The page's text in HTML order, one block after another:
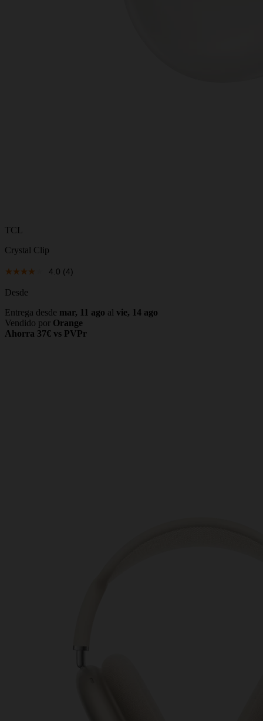
TCL
Crystal Clip
4.0 (4)
Desde
Entrega desde mar, 11 ago al vie, 14 ago
Vendido por Orange
Ahorra 37€ vs PVPr